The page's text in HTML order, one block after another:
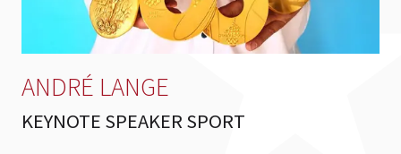
ANDRÉ LANGE
KEYNOTE SPEAKER SPORT